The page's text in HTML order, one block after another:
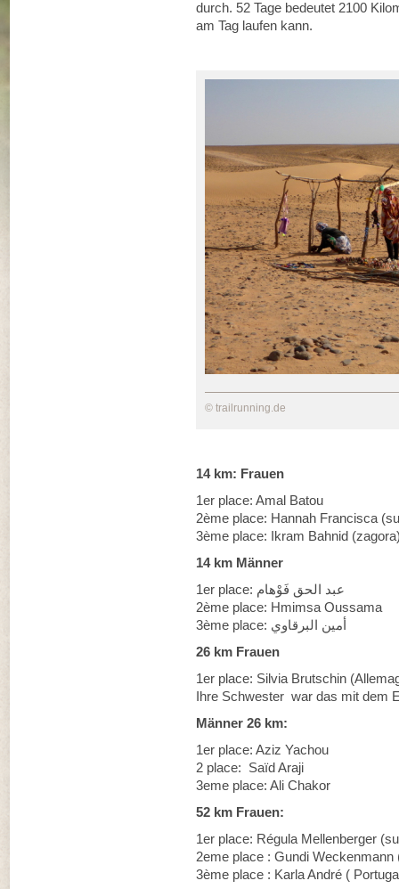
durch. 52 Tage bedeutet 2100
am Tag laufen kann.
© trailrunning.de
14 km: Frauen
1er place: Amal Batou
2ème place: Hannah Francisca
3ème place: Ikram Bahnid
14 km Männer
1er place: عبد الحق فَوْهام
2ème place: Hmimsa Oussama
3ème place: أمين البرقاوي
26 km Frauen
1er place: Silvia Brutschin
Ihre Schwester war das mit dem
Männer 26 km:
1er place: Aziz Yachou
2 place: Saïd Araji
3eme place: Ali Chakor
52 km Frauen:
1er place: Régula Mellenberger
2eme place : Gundi Weckenmann
3ème place : Karla André (